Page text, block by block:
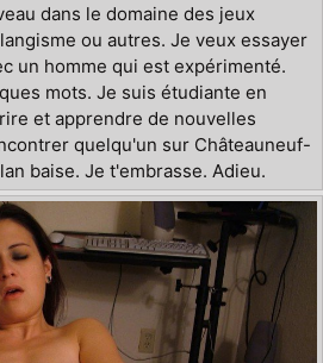
dans le domaine des jeux
ou autres. Je veux essayer
un homme qui est expérimenté.
mots. Je suis étudiante en
et apprendre de nouvelles
quelqu'un sur Châteauneuf-
baise. Je t'embrasse. Adieu.